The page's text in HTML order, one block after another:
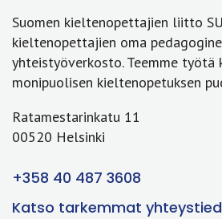
Suomen kieltenopettajien liitto
kieltenopettajien oma
yhteistyöverkosto. Teemme
monipuolisen kieltenopetuksen
Ratamestarinkatu 11
00520 Helsinki
+358 40 487 3608
Katso tarkemmat